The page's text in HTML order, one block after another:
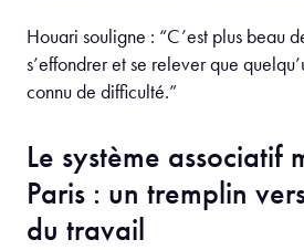
Houari souligne : “C’est plus beau
s’effondrer et se relever que
connu de difficulté.”
Le système associatif
Paris : un tremplin
du travail